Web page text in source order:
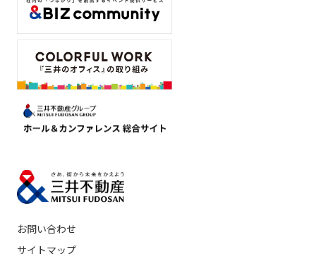
お問い合わせ
サイトマップ